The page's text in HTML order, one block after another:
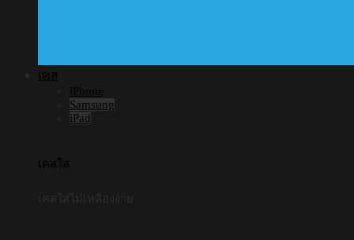
เคส
iPhone
Samsung
iPad
เคสใส